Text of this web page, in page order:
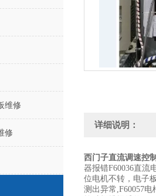
维修
修
详细说明：
西门子直流调速控
器报错F60036直流
位电机不转，电子
测出异常,F60057电